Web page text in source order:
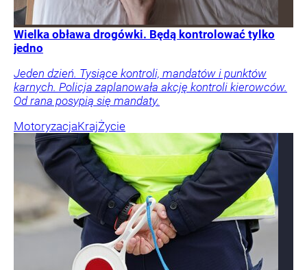
Wielka obława drogówki. Będą kontrolować tylko
jedno
Jeden dzień. Tysiące kontroli, mandatów i punktów
karnych. Policja zaplanowała akcję kontroli kierowców.
Od rana posypią się mandaty.
MotoryzacjaKrajŻycie